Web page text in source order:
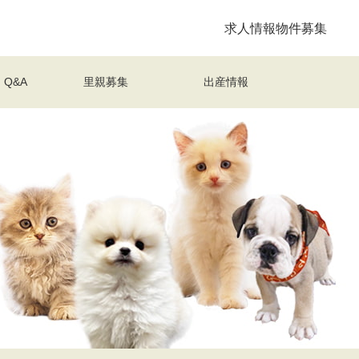
求人情報物件募集
Q&A 里親募集 出産情報